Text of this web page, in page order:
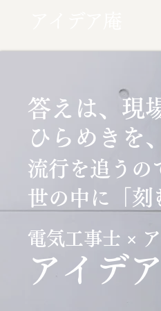
ひらめきを
答えは、現
流行を追うの
世の中に
「刻
電気工事士 ×
アイデ